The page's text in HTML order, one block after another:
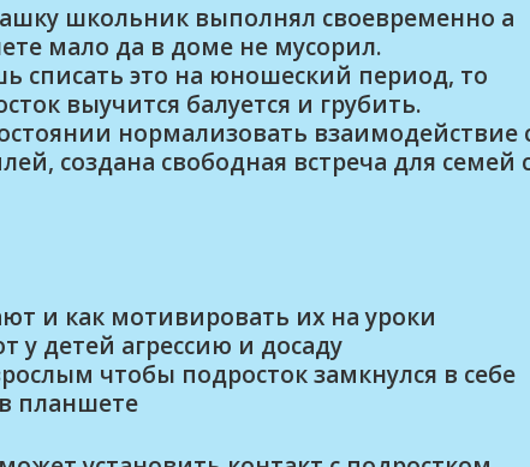
школьник выполнял своевременно а
мало да в доме не мусорил.
списать это на юношеский период, то
выучится балуется и грубить.
нормализовать взаимодействие
создана свободная встреча для семей
и как мотивировать их на уроки
у детей агрессию и досаду
чтобы подросток замкнулся в себе
планшете